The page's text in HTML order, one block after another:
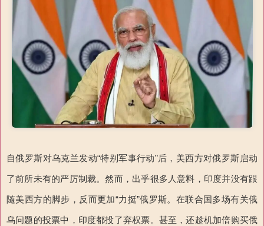
自俄罗斯对乌克兰发动“特别军事行动”后，美西方对俄罗斯启动
了前所未有的严厉制裁。然而，出乎很多人意料，印度并没有跟
随美西方的脚步，反而更加“力挺”俄罗斯。在联合国多场有关俄
乌问题的投票中，印度都投了弃权票。甚至，还趁机加倍购买俄